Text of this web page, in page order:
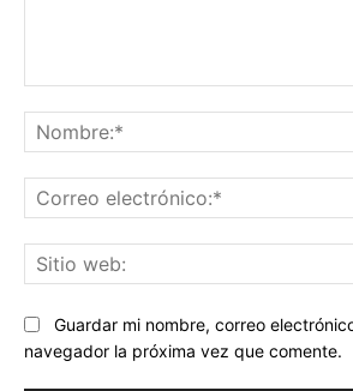
Guardar mi nombre, correo
navegador la próxima vez que comente.